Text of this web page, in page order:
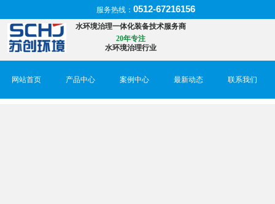
服务热线：0512-67216156
水环境治理一体化装备技术服务商
20年专注
水环境治理行业
网站首页 产品中心 案例中心 最新动态 联系我们